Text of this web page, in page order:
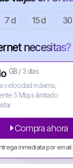
7 d 15 d
necesitas?
GB / 3 días
velocidad máxima,
5 Mbps ilimitado
Compra ahora
inmediata por email